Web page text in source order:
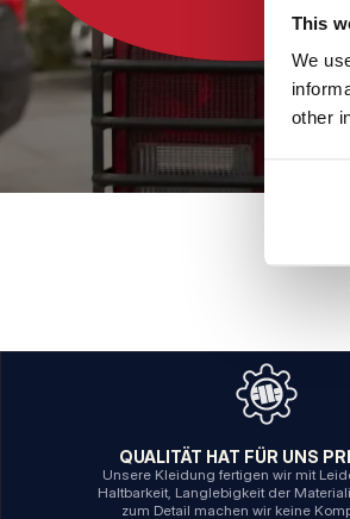
This
We
other
QUALITÄT HAT FÜR UNS
Unsere Kleidung fertigen wir mit
Haltbarkeit, Langlebigkeit der
zum Detail machen wir keine